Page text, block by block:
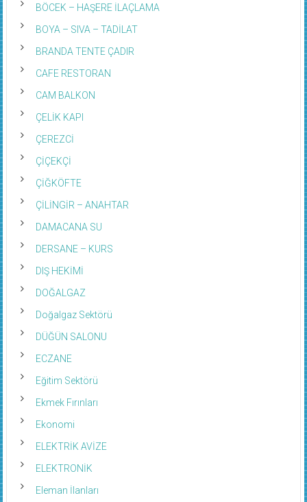
BÖCEK – HAŞERE İLAÇLAMA
BOYA – SIVA – TADİLAT
BRANDA TENTE ÇADIR
CAFE RESTORAN
CAM BALKON
ÇELİK KAPI
ÇEREZCİ
ÇİÇEKÇİ
ÇİĞKÖFTE
ÇİLİNGİR – ANAHTAR
DAMACANA SU
DERSANE – KURS
DIŞ HEKİMİ
DOĞALGAZ
Doğalgaz Sektörü
DÜĞÜN SALONU
ECZANE
Eğitim Sektörü
Ekmek Fırınları
Ekonomi
ELEKTRİK AVİZE
ELEKTRONİK
Eleman İlanları